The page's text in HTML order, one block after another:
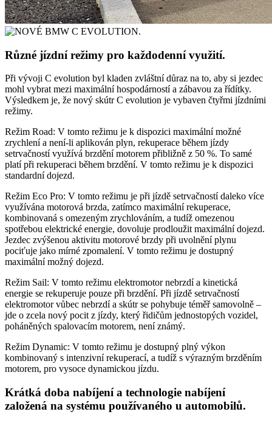
Různé jízdní režimy pro každodenní využití.
Při vývoji C evolution byl kladen zvláštní důraz na to, aby si jezdec
mohl vybrat mezi maximální hospodárností a zábavou za řídítky.
Výsledkem je, že nový skútr C evolution je vybaven čtyřmi jízdními
režimy.
Režim Road: V tomto režimu je k dispozici maximální možné
zrychlení a není-li aplikován plyn, rekuperace během jízdy
setrvačností využívá brzdění motorem přibližně z 50 %. To samé
platí při rekuperaci během brzdění. V tomto režimu je k dispozici
standardní dojezd.
Režim Eco Pro: V tomto režimu je při jízdě setrvačností daleko více
využívána motorová brzda, zatímco maximální rekuperace,
kombinovaná s omezeným zrychlováním, a tudíž omezenou
spotřebou elektrické energie, dovoluje prodloužit maximální dojezd.
Jezdec zvýšenou aktivitu motorové brzdy při uvolnění plynu
pociťuje jako mírné zpomalení. V tomto režimu je dostupný
maximální možný dojezd.
Režim Sail: V tomto režimu elektromotor nebrzdí a kinetická
energie se rekuperuje pouze při brzdění. Při jízdě setrvačností
elektromotor vůbec nebrzdí a skútr se pohybuje téměř samovolně –
jde o zcela nový pocit z jízdy, který řidičům jednostopých vozidel,
poháněných spalovacím motorem, není známý.
Režim Dynamic: V tomto režimu je dostupný plný výkon
kombinovaný s intenzivní rekuperací, a tudíž s výrazným brzděním
motorem, pro vysoce dynamickou jízdu.
Krátká doba nabíjení a technologie nabíjení
založená na systému používaného u automobilů.